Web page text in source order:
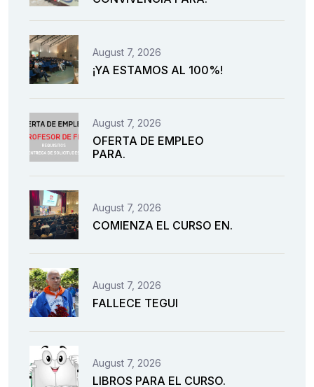
August 7, 2026
¡YA ESTAMOS AL 100%!
August 7, 2026
OFERTA DE EMPLEO
PARA.
August 7, 2026
COMIENZA EL CURSO EN.
August 7, 2026
FALLECE TEGUI
August 7, 2026
LIBROS PARA EL CURSO.